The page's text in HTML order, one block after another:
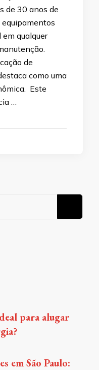
de 30 anos de
qualquer
de
como uma
Este
…
para alugar
em São Paulo: